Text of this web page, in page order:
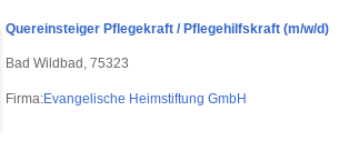
Quereinsteiger Pflegekraft / Pflegehilfskraft (m/w/d)
Bad Wildbad, 75323
Firma:Evangelische Heimstiftung GmbH